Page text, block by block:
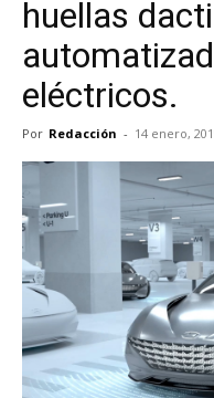
huellas
eléctricos.
Por Redacción - 14 enero,